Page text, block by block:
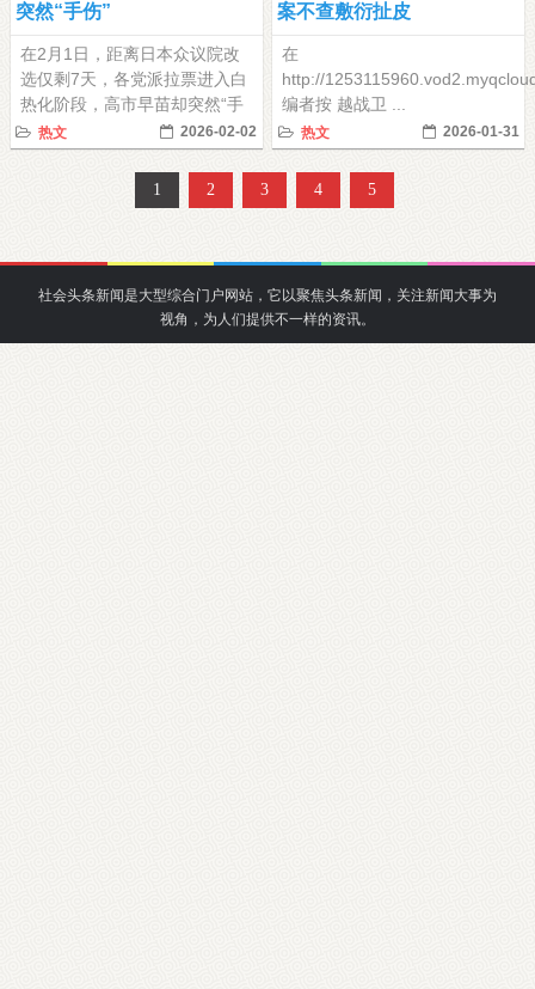
突然“手伤”
在2月1日，距离日本众议院改
选仅剩7天，各党派拉票进入白
热化阶段，高市早苗却突然“手
伤” ...
热文 2026-02-02
案不查敷衍扯皮
在
http://
编者按 越战卫 ...
热文 2026-01-31
1 2 3 4 5
社会头条新闻是大型综合门户网站，它以聚焦头条新闻，关注新闻大事为
视角，为人们提供不一样的资讯。